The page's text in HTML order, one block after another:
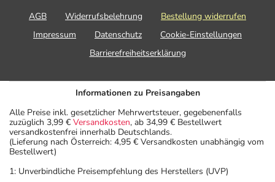
Generell gilt: Achten Sie vor allem bei Säuglingen,
Kleinkindern und älteren Menschen auf eine
Ihren Arzt oder Apotheker nach etwaigen Auswirkungen
oder Vorsichtsmaßnahmen.
Eine vom Arzt verordnete Dosierung kann von den
Angaben der Packungsbeilage abweichen. Da der Arzt sie
individuell abstimmt, sollten Sie das Arzneimittel daher
nach seinen Anweisungen anwenden.
AGB Widerrufsbelehrung
Bestellung widerrufen
Impressum
Datenschutz
Cookie-Einstellungen
Barrierefreiheitserklärung
Informationen zu Preisangaben
Alle Preise inkl. gesetzlicher Mehrwertsteuer, gegebenenfalls
zuzüglich 3,99 € Versandkosten, ab 34,99 € Bestellwert
versandkostenfrei innerhalb Deutschlands.
(Lieferung nach Österreich: 4,95 € Versandkosten unabhängig vom
Bestellwert)
1: Unverbindliche Preisempfehlung des Herstellers (UVP)